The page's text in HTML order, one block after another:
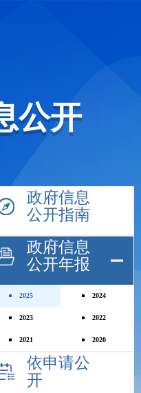
公开
政府信息
公开指南
政府信息
公开年报
2025 2024
2023 2022
2021 2020
依申请公
开